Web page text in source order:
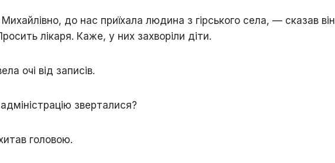
до нас приїхала людина з гірського села, — сказав він
лікаря. Каже, у них захворіли діти.
очі від записів.
зверталися?
головою.